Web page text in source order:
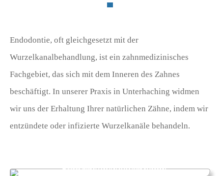
Endodontie, oft gleichgesetzt mit der
Wurzelkanalbehandlung, ist ein zahnmedizinisches
Fachgebiet, das sich mit dem Inneren des Zahnes
beschäftigt. In unserer Praxis in Unterhaching widmen
wir uns der Erhaltung Ihrer natürlichen Zähne, indem wir
entzündete oder infizierte Wurzelkanäle behandeln.